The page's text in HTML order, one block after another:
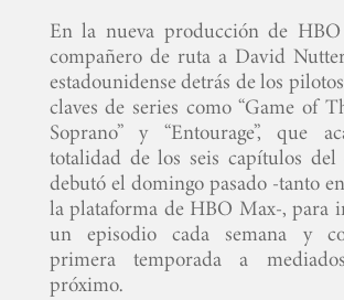
En la nueva producción de
compañero de ruta a David
estadounidense detrás de los
claves de series como “Game of
Soprano” y “Entourage”, que
totalidad de los seis capítulos del
debutó el domingo pasado -tanto
la plataforma de HBO Max-, para
un episodio cada semana y
primera temporada a
próximo.